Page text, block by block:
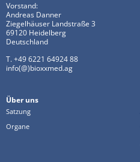
Vorstand:
Andreas Danner
Ziegelhäuser Landstraße 3
69120 Heidelberg
Deutschland
T. +49 6221 64924 88
info(@)bioxxmed.ag
Über uns
Satzung
Organe